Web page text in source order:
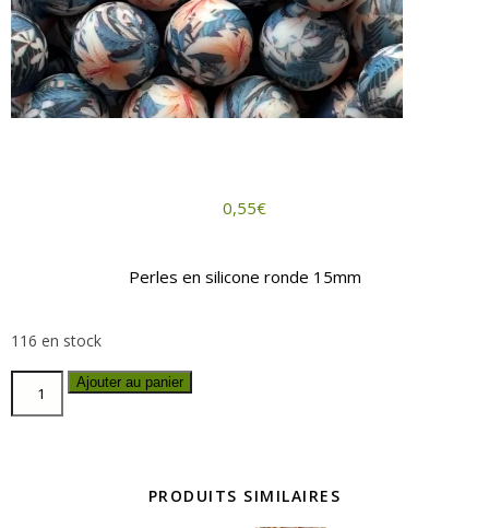
0,55€
Perles en silicone ronde 15mm
116 en stock
Ajouter au panier
PRODUITS SIMILAIRES